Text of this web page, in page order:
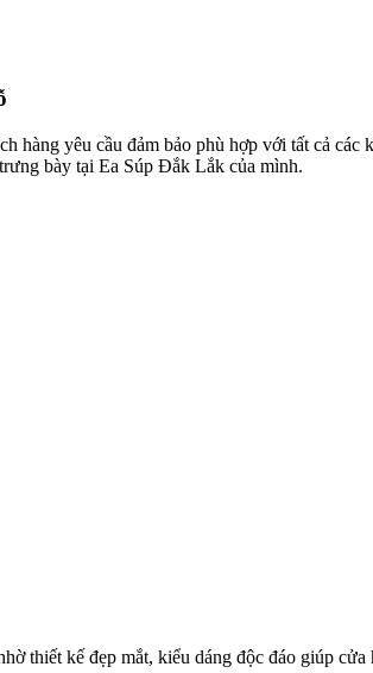
hàng yêu cầu đảm bảo phù hợp với tất cả
bày tại Ea Súp Đắk Lắk của mình.
thiết kế đẹp mắt, kiểu dáng độc đáo giúp